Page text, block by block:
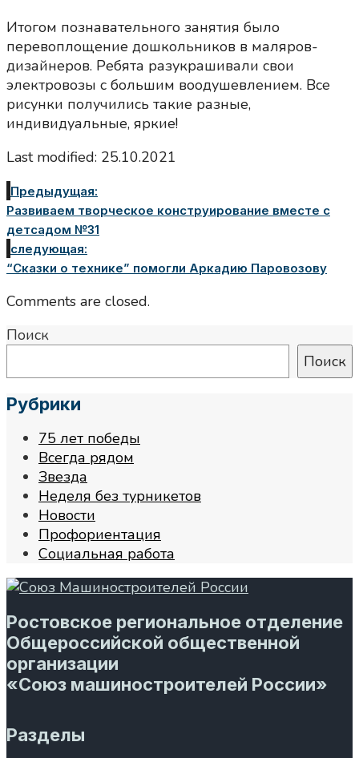
Итогом познавательного занятия было
перевоплощение дошкольников в маляров-
дизайнеров. Ребята разукрашивали свои
электровозы с большим воодушевлением. Все
рисунки получились такие разные,
индивидуальные, яркие!
Last modified: 25.10.2021
Предыдущая:
Развиваем творческое конструирование вместе с
детсадом №31
следующая:
“Сказки о технике” помогли Аркадию Паровозову
Comments are closed.
Поиск
Поиск
Рубрики
75 лет победы
Всегда рядом
Звезда
Неделя без турникетов
Новости
Профориентация
Социальная работа
Ростовское региональное отделение
Общероссийской общественной
организации
«Союз машиностроителей России»
Разделы